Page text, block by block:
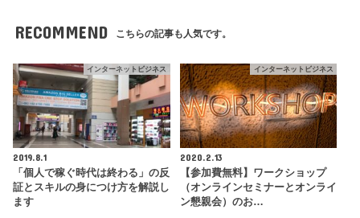
RECOMMEND こちらの記事も人気です。
インターネットビジネス
2019.8.1
「個人で稼ぐ時代は終わる」の反
証とスキルの身につけ方を解説し
ます
インターネットビジネス
2020.2.13
【参加費無料】ワークショップ
（オンラインセミナーとオンライ
ン懇親会）のお…